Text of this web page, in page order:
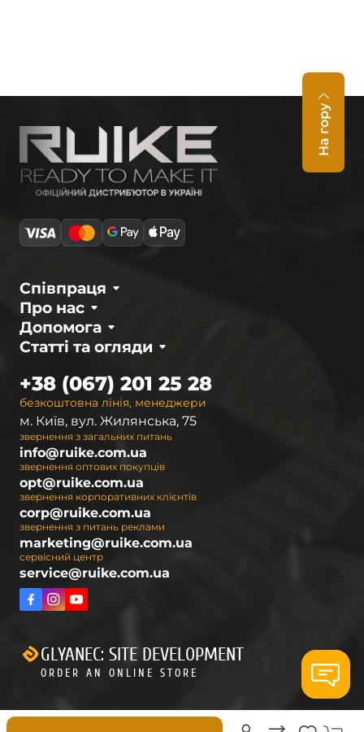
На гору
Про нас
Співпраця
Статті та огляди
Допомога
безкоштовна лінія, менеджери
+38 (067) 201 25 28
м. Київ, вул. Жилянська, 75
звернення з загальних питань
info@ruike.com.ua
звернення оптових покупців
opt@ruike.com.ua
звернення корпоративних клієнтів
corp@ruike.com.ua
звернення з питань реклами
marketing@ruike.com.ua
сервісний центр
service@ruike.com.ua
GLYANEC: SITE DEVELOPMENT
ORDER AN ONLINE STORE